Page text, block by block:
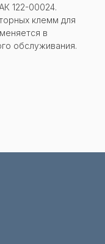
122-00024.
клемм для
в
обслуживания.